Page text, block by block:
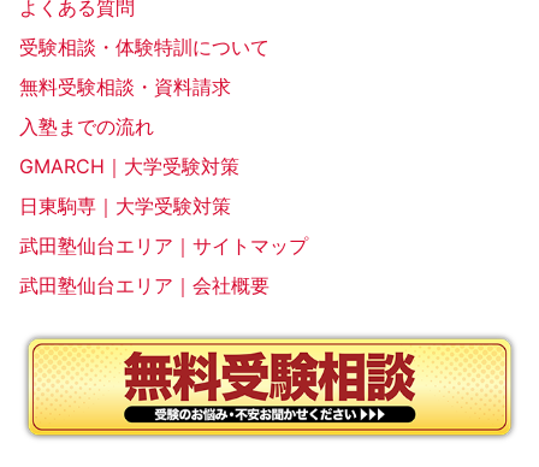
よくある質問
受験相談・体験特訓について
無料受験相談・資料請求
入塾までの流れ
GMARCH｜大学受験対策
日東駒専｜大学受験対策
武田塾仙台エリア｜サイトマップ
武田塾仙台エリア｜会社概要